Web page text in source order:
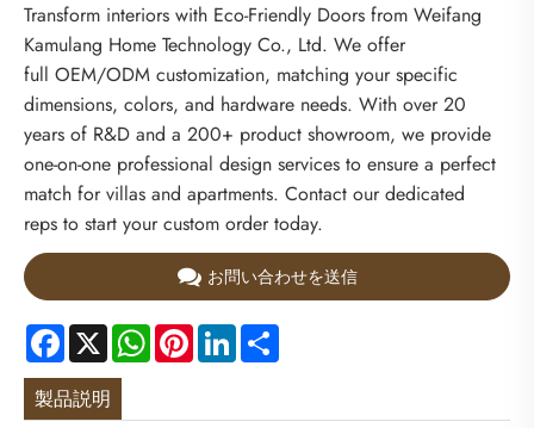
Transform interiors with Eco-Friendly Doors from Weifang
Kamulang Home Technology Co., Ltd. We offer
full OEM/ODM customization, matching your specific
dimensions, colors, and hardware needs. With over 20
years of R&D and a 200+ product showroom, we provide
one-on-one professional design services to ensure a perfect
match for villas and apartments. Contact our dedicated
reps to start your custom order today.
お問い合わせを送信
Facebook
X WhatsApp
PinterestLinkedIn
製品説明